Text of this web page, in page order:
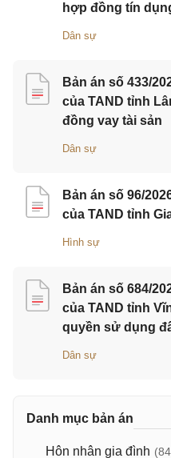
hợp đồng tín
Dân sự
Bản án số 433/
của TAND tỉnh
đồng vay tài sản
Dân sự
Bản án số 96/
của TAND tỉnh
Hình sự
Bản án số 684/
của TAND tỉnh
quyền sử dụng
Dân sự
Danh mục bản án
Hôn nhân gia đình